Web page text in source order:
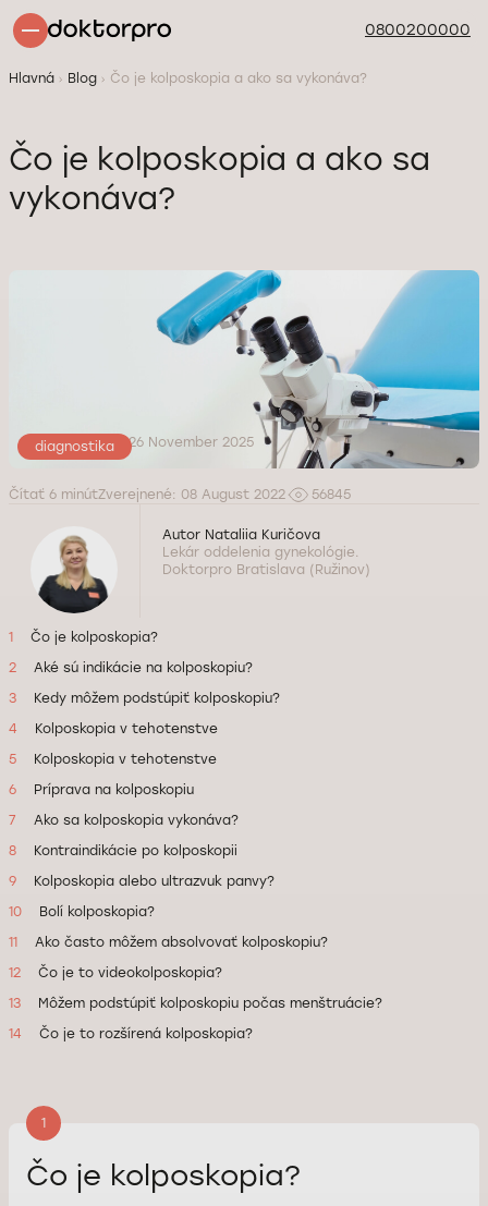
0800200000
Hlavná Blog Čo je kolposkopia a ako sa vykonáva?
Čo je kolposkopia a ako sa
vykonáva?
diagnostikа
aktualizované: 26 November 2025
Čítať 6 minútZverejnené: 08 August 2022 56845
Autor Nataliia Kuričova
Lekár oddelenia gynekológie.
Doktorpro Bratislava (Ružinov)
1
Čo je kolposkopia?
2
Aké sú indikácie na kolposkopiu?
3
Kedy môžem podstúpiť kolposkopiu?
4
Kolposkopia v tehotenstve
5
Kolposkopia v tehotenstve
6
Príprava na kolposkopiu
7
Ako sa kolposkopia vykonáva?
8
Kontraindikácie po kolposkopii
9
Kolposkopia alebo ultrazvuk panvy?
10
Bolí kolposkopia?
11
Ako často môžem absolvovať kolposkopiu?
12
Čo je to videokolposkopia?
13
Môžem podstúpiť kolposkopiu počas menštruácie?
14
Čo je to rozšírená kolposkopia?
1
Čo je kolposkopia?